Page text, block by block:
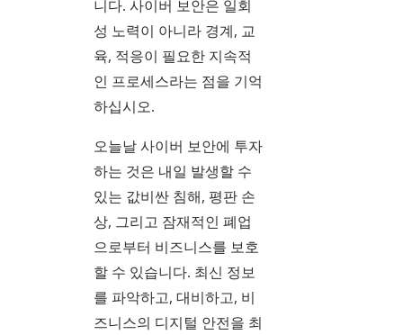
니다. 사이버 보안은 일회
성 노력이 아니라 경계, 교
육, 적응이 필요한 지속적
인 프로세스라는 점을 기억
하십시오.
오늘날 사이버 보안에 투자
하는 것은 내일 발생할 수
있는 값비싼 침해, 평판 손
상, 그리고 잠재적인 폐업
으로부터 비즈니스를 보호
할 수 있습니다. 최신 정보
를 파악하고, 대비하고, 비
즈니스의 디지털 안전을 최